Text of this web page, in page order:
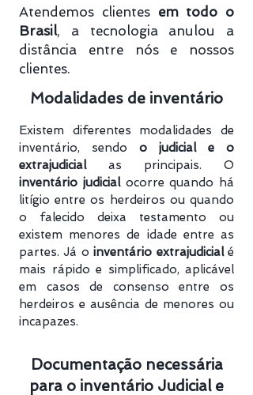
Atendemos clientes em todo o
Brasil, a tecnologia anulou a
distância entre nós e nossos
clientes.
Modalidades de inventário
Existem diferentes modalidades de
inventário, sendo o judicial e o
extrajudicialas principais. O
inventário judicialocorre quando há
litígio entre os herdeiros ou quando
o falecido deixa testamento ou
existem menores de idade entre as
partes. Já oinventário extrajudicialé
mais rápido e simplificado, aplicável
em casos de consenso entre os
herdeiros e ausência de menores ou
incapazes.
Documentação necessária
para o inventário Judicial e